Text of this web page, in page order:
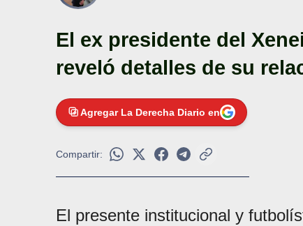
El ex presidente del
reveló detalles de su
Agregar La Derecha Diario en
Compartir:
El presente institucional y